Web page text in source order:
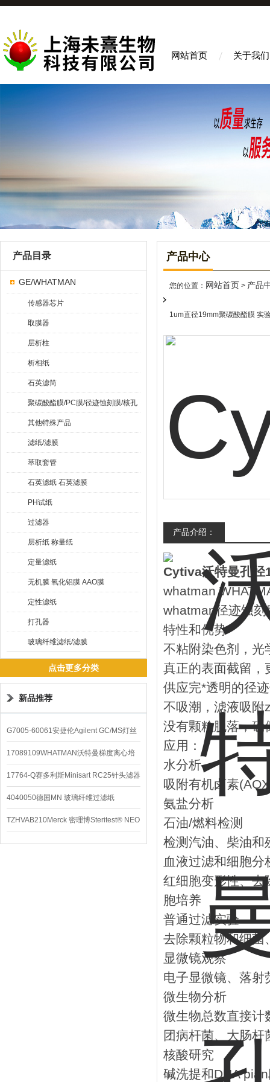
网站首页 关于我们
产品目录
GE/WHATMAN
传感器芯片
取膜器
层析柱
析相纸
石英滤筒
聚碳酸酯膜/PC膜/径迹蚀刻膜/核孔
膜
其他特殊产品
滤纸/滤膜
萃取套管
石英滤纸 石英滤膜
PH试纸
过滤器
层析纸 称量纸
定量滤纸
无机膜 氧化铝膜 AAO膜
定性滤纸
打孔器
玻璃纤维滤纸/滤膜
点击更多分类
新品推荐
G7005-60061安捷伦Agilent GC/MS灯丝
配件
17089109WHATMAN沃特曼梯度离心培
养基
17764-Q赛多利斯Minisart RC25针头滤器
4040050德国MN 玻璃纤维过滤纸
TZHVAB210Merck 密理博Steritest® NEO
设备
产品中心
您的位置： 网站首页 > 产品
1um直径19mm聚碳酸酯膜 实
产品介绍：
Cytiva沃特曼孔径
whatman
whatman径迹蚀
特性和优势
不粘附染色剂，光
真正的表面截留，
供应完*透明的径
不吸潮，滤液吸附
没有颗粒脱落，确
应用：
水分析
吸附有机卤素
氨盐分析
石油/燃料检测
检测汽油、柴油和
血液过滤和细胞分
红细胞变形性、去
胞培养
普通过滤实验
去除颗粒物和细菌
显微镜观察
电子显微镜、落射
微生物分析
微生物总数直接计
团病杆菌、大肠
核酸研究
碱洗提和DNA